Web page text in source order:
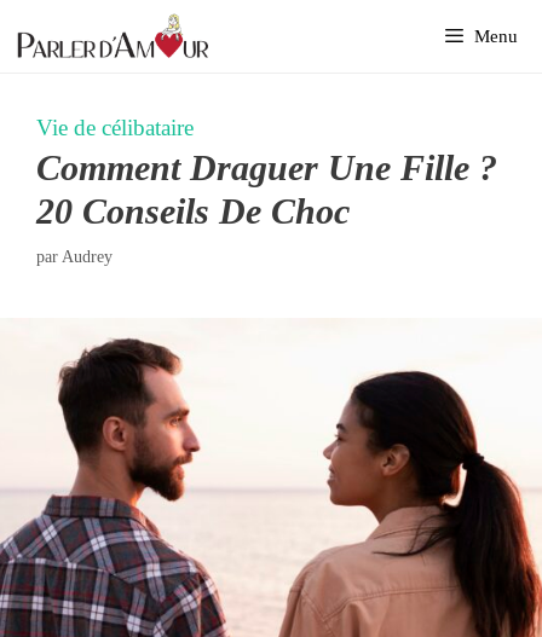
au
Menu
Vie de célibataire
Comment Draguer Une Fille ?
20 Conseils De Choc
par Audrey